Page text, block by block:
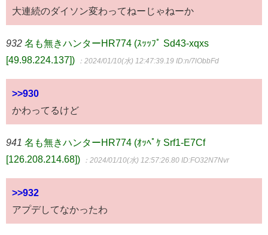
大連続のダイソン変わってねーじゃねーか
932 名も無きハンターHR774 (ｽｯｯﾌﾟ Sd43-xqxs
[49.98.224.137])
：2024/01/10(水) 12:47:39.19 ID:n/7lObbFd
>>930
かわってるけど
941 名も無きハンターHR774 (ｵｯﾍﾟｹ Srf1-E7Cf
[126.208.214.68])
：2024/01/10(水) 12:57:26.80 ID:FO32N7Nvr
>>932
アプデしてなかったわ